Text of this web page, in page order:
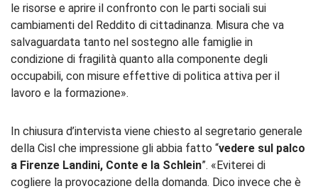
le risorse e aprire il confronto con le parti sociali sui
cambiamenti del Reddito di cittadinanza. Misura che va
salvaguardata tanto nel sostegno alle famiglie in
condizione di fragilità quanto alla componente degli
occupabili, con misure effettive di politica attiva per il
lavoro e la formazione».
In chiusura d’intervista viene chiesto al segretario generale
della Cisl che impressione gli abbia fatto “vedere sul palco
a Firenze Landini, Conte e la Schlein”. «Eviterei di
cogliere la provocazione della domanda. Dico invece che è